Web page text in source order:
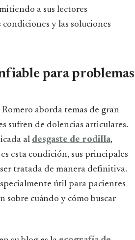
a sus lectores
y las soluciones
para problemas
aborda temas de gran
sufren de dolencias articulares.
al desgaste de rodilla,
esta condición, sus principales
ser tratada de manera definitiva.
útil para pacientes
sobre cuándo y cómo buscar